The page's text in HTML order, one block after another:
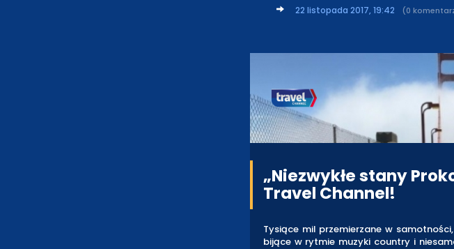
22 listopada 2017, 19:42 (0
„Niezwykłe stany
Travel Channel!
Tysiące mil przemierzane w
bijące w rytmie muzyki country i